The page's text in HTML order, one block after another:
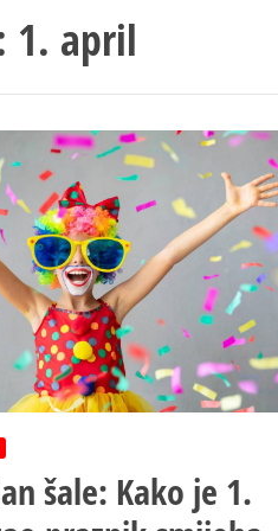
1. april
šale: Kako je 1.